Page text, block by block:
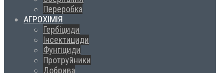
Переробка
АГРОХІМІЯ
Гербіциди
Інсектициди
Фунгіциди
Протруйники
Добрива